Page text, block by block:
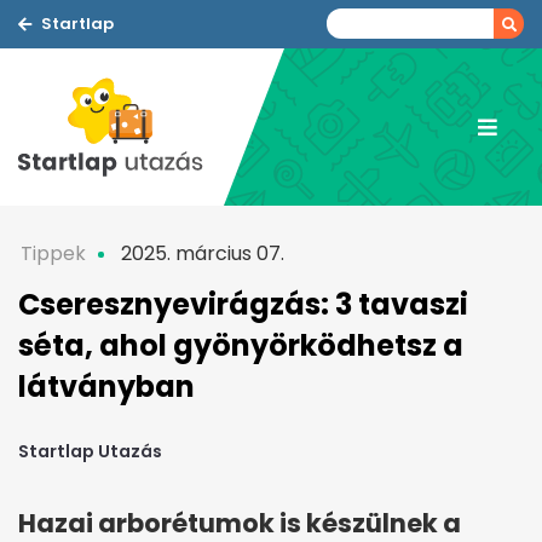
Startlap
Tippek 2025. március 07.
Cseresznyevirágzás: 3 tavaszi
séta, ahol gyönyörködhetsz a
látványban
Startlap Utazás
Hazai arborétumok is készülnek a